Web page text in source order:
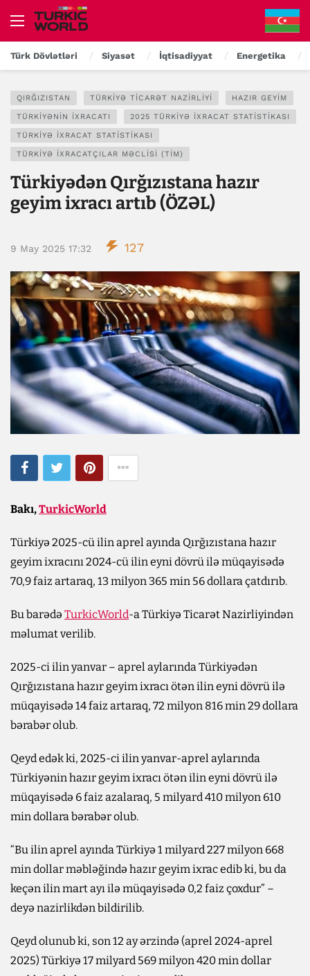
Türk Dövlətləri Siyasət İqtisadiyyat Energetika
QIRĞIZISTAN TÜRKIYƏ TICARƏT NAZIRLIYI HAZIR GEYIM
TÜRKIYƏNIN IXRACATI 2025 TÜRKIYƏ IXRACAT STATISTIKASI
TÜRKIYƏ IXRACAT STATISTIKASI
TÜRKIYƏ İXRACATÇILAR MƏCLISI (TİM)
Türkiyədən Qırğızıstana hazır
geyim ixracı artıb (ÖZƏL)
9 May 2025 17:32 127
Bakı,TurkicWorld
Türkiyə 2025-cü ilin aprel ayında Qırğızıstana hazır
geyim ixracını 2024-cü ilin eyni dövrü ilə müqayisədə
70,9 faiz artaraq, 13 milyon 365 min 56 dollara çatdırıb.
Bu barədə TurkicWorld-a Türkiyə Ticarət Nazirliyindən
məlumat verilib.
2025-ci ilin yanvar – aprel aylarında Türkiyədən
Qırğızıstana hazır geyim ixracı ötən ilin eyni dövrü ilə
müqayisədə 14 faiz artaraq, 72 milyon 816 min 29 dollara
bərabər olub.
Qeyd edək ki, 2025-ci ilin yanvar-aprel aylarında
Türkiyənin hazır geyim ixracı ötən ilin eyni dövrü ilə
müqayisədə 6 faiz azalaraq, 5 milyard 410 milyon 610
min dollara bərabər olub.
“Bu ilin aprel ayında Türkiyə 1 milyard 227 milyon 668
min dollar məbləğində hazır geyim ixrac edib ki, bu da
keçən ilin mart ayı ilə müqayisədə 0,2 faiz çoxdur” –
deyə nazirlikdən bildirilib.
Qeyd olunub ki, son 12 ay ərzində (aprel 2024-aprel
2025) Türkiyə 17 milyard 569 milyon 420 min dollar